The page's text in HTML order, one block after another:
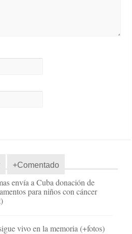
+Comentado
envía a Cuba donación de
para niños con cáncer
vivo en la memoria (+fotos)